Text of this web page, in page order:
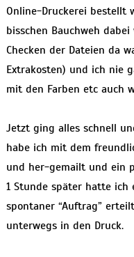
Online-Druckerei bestellt
bisschen Bauchweh
Checken der Dateien da
Extrakosten) und ich nie
mit den Farben etc auch
Jetzt ging alles schnell
habe ich mit dem
und her-gemailt und ein
1 Stunde später hatte
spontaner “Auftrag”
unterwegs in den Druck.